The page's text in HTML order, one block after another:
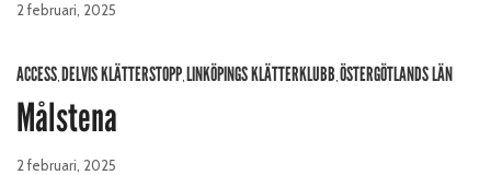
2 februari, 2025
ACCESS,DELVIS KLÄTTERSTOPP,LINKÖPINGS KLÄTTERKLUBB,ÖSTERGÖTLANDS LÄN
Målstena
2 februari, 2025